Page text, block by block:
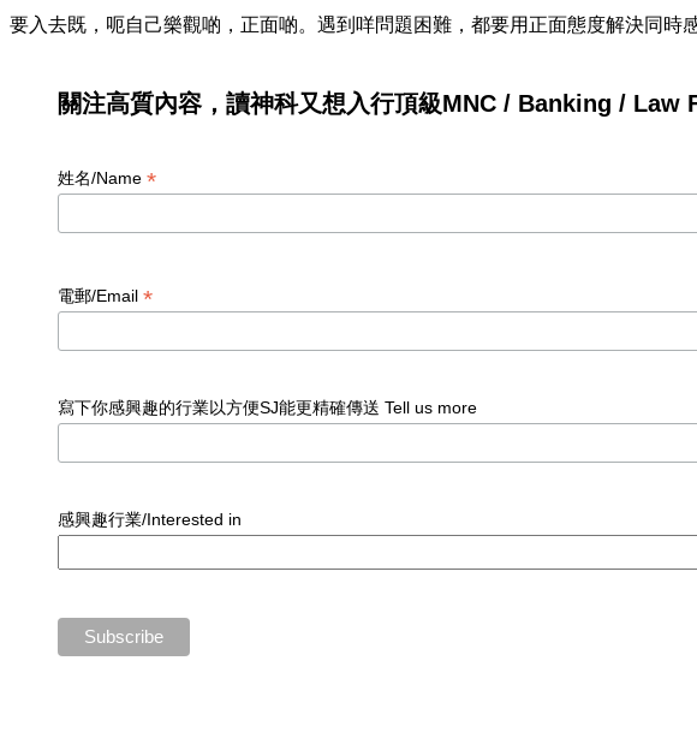
要入去既，呃自己樂觀啲，正面啲。遇到咩問題困難，都要用正面態度解決同時
關注高質內容，讀神科又想入行頂級MNC / Banking / Law
姓名/Name *
電郵/Email *
寫下你感興趣的行業以方便SJ能更精確傳送 Tell us more
感興趣行業/Interested in